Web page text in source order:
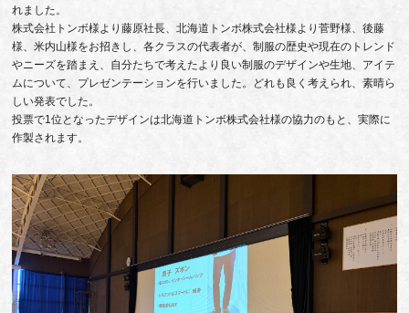
れました。
株式会社トンボ様より藤原社長、北海道トンボ株式会社様より菅野様、後藤
様、米内山様をお招きし、各クラスの代表者が、制服の歴史や現在のトレンド
やニーズを踏まえ、自分たちで考えたより良い制服のデザインや生地、アイテ
ムについて、プレゼンテーションを行いました。どれも良く考えられ、素晴ら
しい発表でした。
投票で1位となったデザインは北海道トンボ株式会社様の協力のもと、実際に
作製されます。